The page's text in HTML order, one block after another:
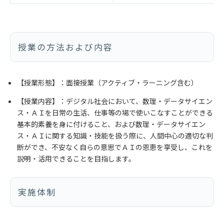
授業の方法および内容
【授業形態】：面接授業（アクティブ・ラーニング含む）
【授業内容】：デジタル社会において、数理・データサイエン
ス・ＡＩを日常の生活、仕事等の場で使いこなすことができる
基本的素養を身に付けること、および数理・データサイエン
ス・ＡＩに関する知識・技能を扱う際に、人間中心の適切な判
断ができ、不安なく自らの意思でＡＩの恩恵を享受し、これを
説明・活用できることを目指します。
実施体制